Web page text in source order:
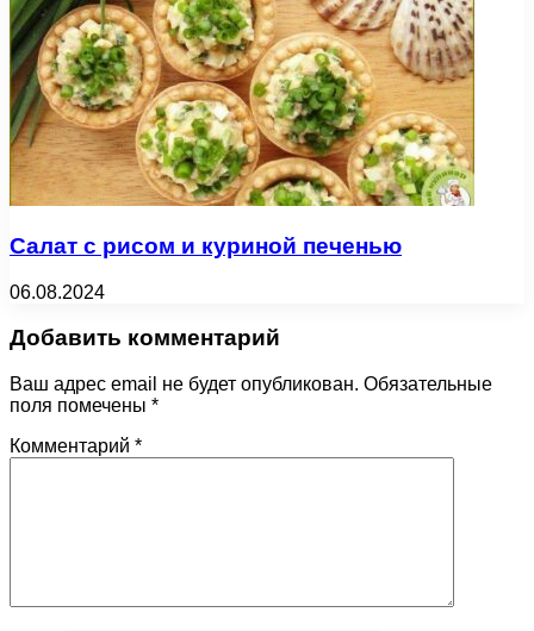
Салат с рисом и куриной печенью
06.08.2024
Добавить комментарий
Ваш адрес email не будет опубликован. Обязательные
поля помечены *
Комментарий *